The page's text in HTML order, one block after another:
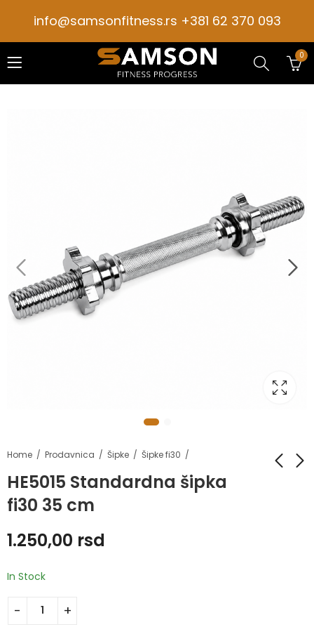
info@samsonfitness.rs +381 62 370 093
0
Home Prodavnica Šipke Šipke fi30
HE5015 Standardna šipka
fi30 35 cm
1.250,00 rsd
In Stock